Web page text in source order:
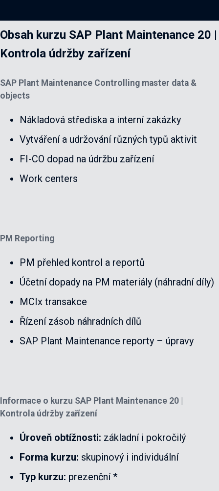
Obsah kurzu SAP Plant Maintenance 20 |
Kontrola údržby zařízení
SAP Plant Maintenance Controlling master data &
objects
Nákladová střediska a interní zakázky
Vytváření a udržování různých typů aktivit
FI-CO dopad na údržbu zařízení
Work centers
PM Reporting
PM přehled kontrol a reportů
Účetní dopady na PM materiály (náhradní díly)
MCIx transakce
Řízení zásob náhradních dílů
SAP Plant Maintenance reporty – úpravy
Informace o kurzu SAP Plant Maintenance 20 |
Kontrola údržby zařízení
Úroveň obtížnosti: základní i pokročilý
Forma kurzu: skupinový i individuální
Typ kurzu: prezenční *